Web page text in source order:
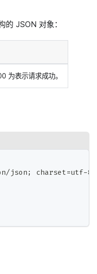
JSON 对象：
为表示请求成功。
json; charset=utf-8